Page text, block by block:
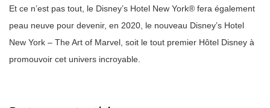
Et ce n’est pas tout, le Disney’s Hotel New York® fera également
peau neuve pour devenir, en 2020, le nouveau Disney’s Hotel
New York – The Art of Marvel, soit le tout premier Hôtel Disney à
promouvoir cet univers incroyable.